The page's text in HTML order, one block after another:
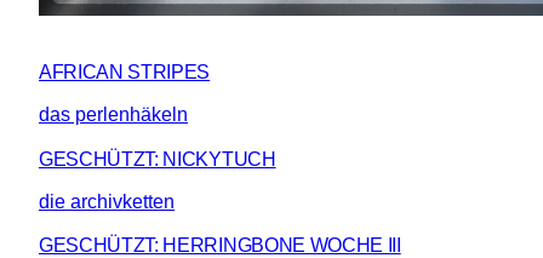
AFRICAN STRIPES
das perlenhäkeln
GESCHÜTZT: NICKYTUCH
die archivketten
GESCHÜTZT: HERRINGBONE WOCHE III